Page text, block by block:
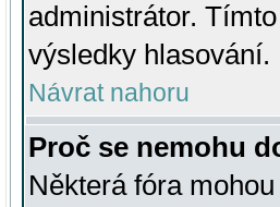
administrátor.
výsledky hlasování.
Návrat nahoru
Proč se nemohu
Některá fóra